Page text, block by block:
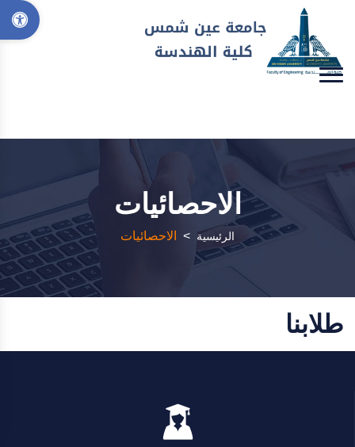
الاحصائيات
الرئيسية > الاحصائيات
طلابنا